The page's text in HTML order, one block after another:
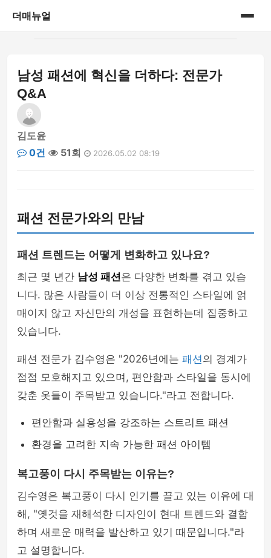
더매뉴얼
게시판
남성 패션에 혁신을 더하다: 전문가
Q&A
김도윤
0건
51회 2026.05.02 08:19
패션 전문가와의 만남
패션 트렌드는 어떻게 변화하고 있나요?
최근 몇 년간 남성 패션은 다양한 변화를 겪고 있습
니다. 많은 사람들이 더 이상 전통적인 스타일에 얽
매이지 않고 자신만의 개성을 표현하는데 집중하고
있습니다.
패션 전문가 김수영은 "2026년에는 패션의 경계가
점점 모호해지고 있으며, 편안함과 스타일을 동시에
갖춘 옷들이 주목받고 있습니다."라고 전합니다.
편안함과 실용성을 강조하는 스트리트 패션
환경을 고려한 지속 가능한 패션 아이템
복고풍이 다시 주목받는 이유는?
김수영은 복고풍이 다시 인기를 끌고 있는 이유에 대
해, "옛것을 재해석한 디자인이 현대 트렌드와 결합
하며 새로운 매력을 발산하고 있기 때문입니다."라
고 설명합니다.